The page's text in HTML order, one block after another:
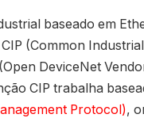
baseado em
(Common
DeviceNet
CIP trabalha
Protocol),